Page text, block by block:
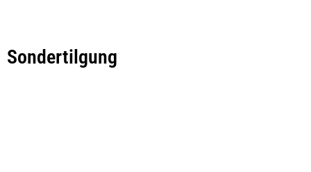
Sondertilgung